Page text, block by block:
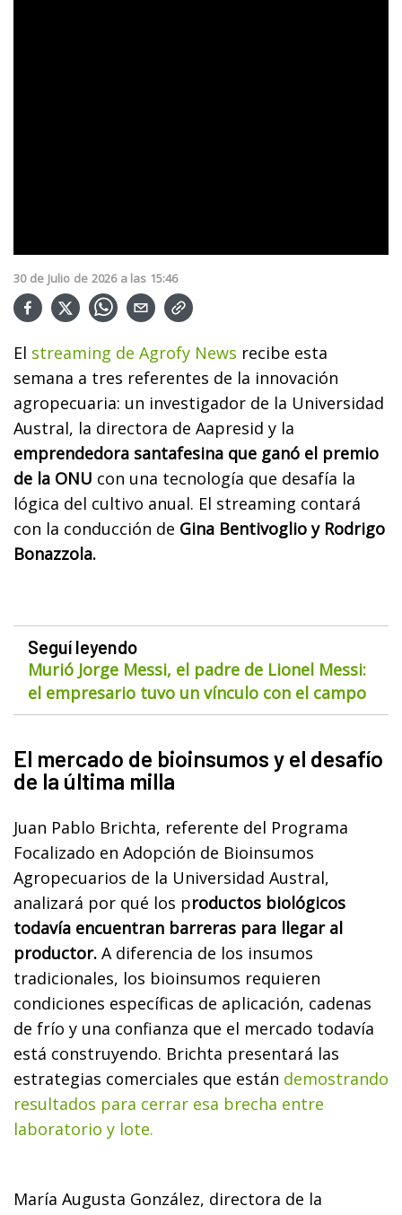
30 de Julio de 2026 a las 15:46
El streaming de Agrofy News recibe esta
semana a tres referentes de la innovación
agropecuaria: un investigador de la Universidad
Austral, la directora de Aapresid y la
emprendedora santafesina que ganó el premio
de la ONU con una tecnología que desafía la
lógica del cultivo anual. El streaming contará
con la conducción de Gina Bentivoglio y Rodrigo
Bonazzola.
Seguí leyendo
Murió Jorge Messi, el padre de Lionel Messi:
el empresario tuvo un vínculo con el campo
El mercado de bioinsumos y el desafío
de la última milla
Juan Pablo Brichta, referente del Programa
Focalizado en Adopción de Bioinsumos
Agropecuarios de la Universidad Austral,
analizará por qué los productos biológicos
todavía encuentran barreras para llegar al
productor. A diferencia de los insumos
tradicionales, los bioinsumos requieren
condiciones específicas de aplicación, cadenas
de frío y una confianza que el mercado todavía
está construyendo. Brichta presentará las
estrategias comerciales que están demostrando
resultados para cerrar esa brecha entre
laboratorio y lote.
María Augusta González, directora de la